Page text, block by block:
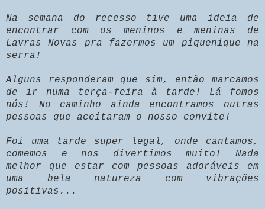
Na semana do recesso tive uma ideia de
encontrar com os meninos e meninas de
Lavras Novas pra fazermos um piquenique na
serra!
Alguns responderam que sim, então marcamos
de ir numa terça-feira à tarde! Lá fomos
nós! No caminho ainda encontramos outras
pessoas que aceitaram o nosso convite!
Foi uma tarde super legal, onde cantamos,
comemos e nos divertimos muito! Nada
melhor que estar com pessoas adoráveis em
uma bela natureza com vibrações
positivas...